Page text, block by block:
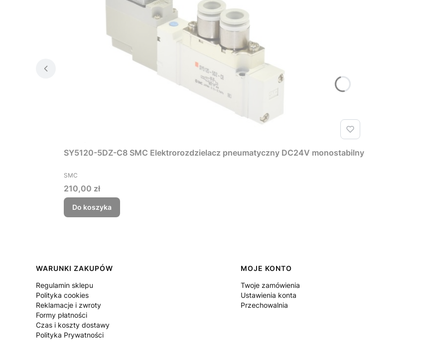
SY5120-5DZ-C8 SMC Elektrorozdzielacz pneumatyczny DC24V monostabilny
PRODUCENT
SMC
Cena
210,00 zł
Do koszyka
Linki w stopce
WARUNKI ZAKUPÓW
Regulamin sklepu
Polityka cookies
Reklamacje i zwroty
Formy płatności
Czas i koszty dostawy
Polityka Prywatności
MOJE KONTO
Twoje zamówienia
Ustawienia konta
Przechowalnia